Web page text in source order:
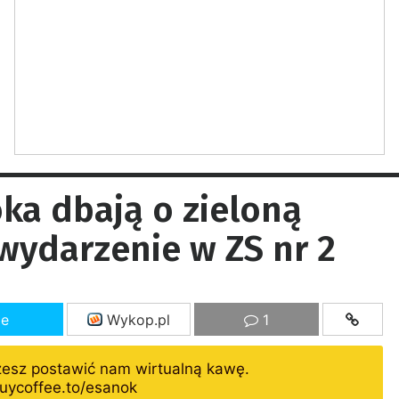
dbają o zieloną
w ZS nr 2
Wykop.pl 1
postawić nam wirtualną kawę.
esanok